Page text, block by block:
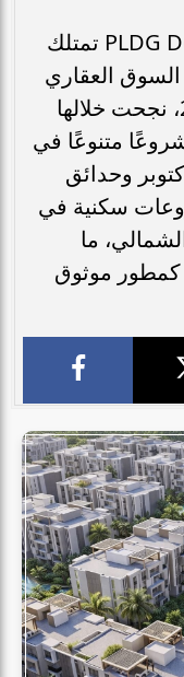
وأضاف أن شركة PLDG Development تمتلك
11 عامًا في السوق العقاري
المصري منذ تأسيسها عام 2014، نجحت خلالها
وتسليم أكثر من 86 مشروعًا متنوعًا في
غرب القاهرة ومدينة 6 أكتوبر وحدائق
جانب تطوير 8 مشروعات سكنية في
ما
موثوق